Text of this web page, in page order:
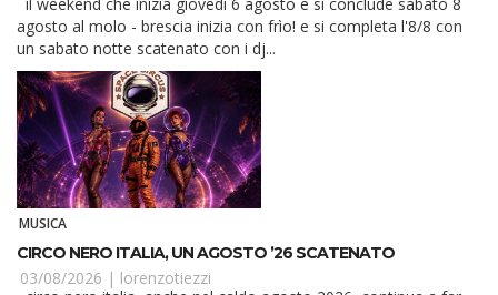
agosto al molo - brescia inizia con frìo! e si completa l'8/8 con
un sabato notte scatenato con i dj...
MUSICA
CIRCO NERO ITALIA, UN AGOSTO ’26 SCATENATO
03/08/2026 | lorenzotiezzi